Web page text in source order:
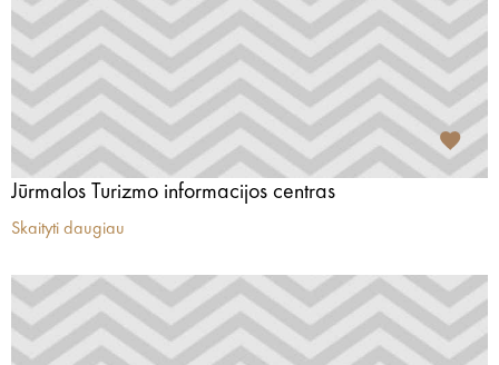
Jūrmalos Turizmo informacijos centras
Skaityti daugiau